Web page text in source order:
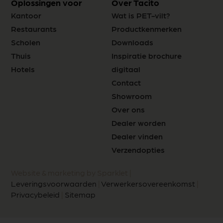
Oplossingen voor
Kantoor
Restaurants
Scholen
Thuis
Hotels
Over Tacito
Wat is PET-vilt?
Productkenmerken
Downloads
Inspiratie brochure
digitaal
Contact
Showroom
Over ons
Dealer worden
Dealer vinden
Verzendopties
Leveringsvoorwaarden Verwerkersovereenkomst
Privacybeleid
Sitemap